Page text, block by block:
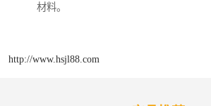
材料。
http://www.hsjl88.com